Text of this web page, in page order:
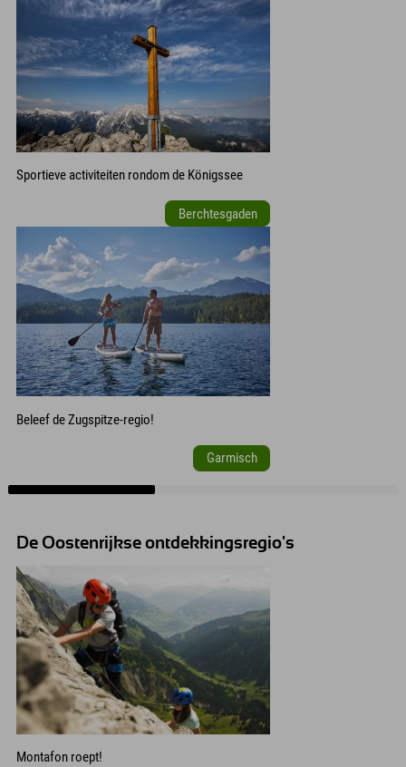
Sportieve activiteiten rondom de Königssee
Berchtesgaden
Beleef de Zugspitze-regio!
Garmisch
De Oostenrijkse ontdekkingsregio's
Montafon roept!